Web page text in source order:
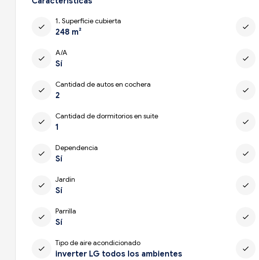
check
1. Superficie cubierta
248 m²
check
check
A/A
Sí
check
check
Cantidad de autos en cochera
2
check
check
Cantidad de dormitorios en suite
1
check
check
Dependencia
Sí
check
check
Jardín
Sí
check
check
Parrilla
Sí
check
check
Tipo de aire acondicionado
inverter LG todos los ambientes
check